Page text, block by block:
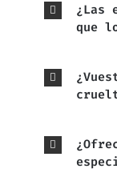
¿Las
que